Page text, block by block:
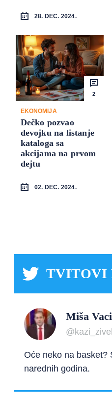
28. DEC. 2024.
2
EKONOMIJA
Dečko pozvao
devojku na listanje
kataloga sa
akcijama na prvom
dejtu
02. DEC. 2024.
TVITOVI
Miša
Oće neko na basket?
narednih godina.